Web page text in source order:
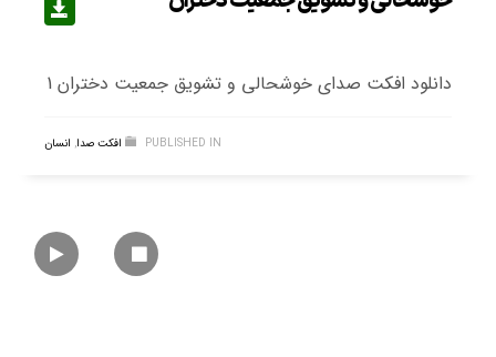
دانلود افکت صدای خوشحالی و تشویق جمعیت دختران 1
PUBLISHED IN افکت صدا, انسان